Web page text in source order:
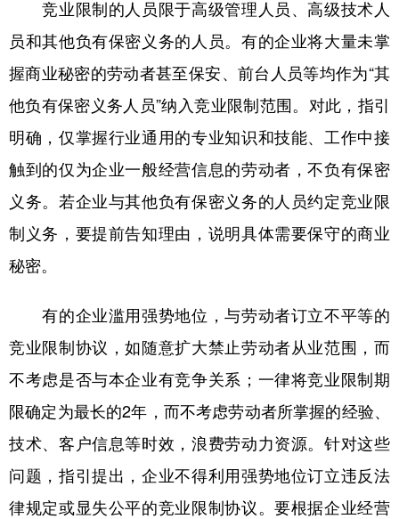
竞业限制的人员限于高级管理人员、高级技术人
员和其他负有保密义务的人员。有的企业将大量未掌
握商业秘密的劳动者甚至保安、前台人员等均作为“其
他负有保密义务人员”纳入竞业限制范围。对此，指引
明确，仅掌握行业通用的专业知识和技能、工作中接
触到的仅为企业一般经营信息的劳动者，不负有保密
义务。若企业与其他负有保密义务的人员约定竞业限
制义务，要提前告知理由，说明具体需要保守的商业
秘密。
有的企业滥用强势地位，与劳动者订立不平等的
竞业限制协议，如随意扩大禁止劳动者从业范围，而
不考虑是否与本企业有竞争关系；一律将竞业限制期
限确定为最长的2年，而不考虑劳动者所掌握的经验、
技术、客户信息等时效，浪费劳动力资源。针对这些
问题，指引提出，企业不得利用强势地位订立违反法
律规定或显失公平的竞业限制协议。要根据企业经营